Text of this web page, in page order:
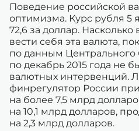
Поведение российской
оптимизма. Курс рубля 5
72,6 за доллар. Насколько
вести себя эта валюта,
по данным Центрального
по декабрь 2015 года не
валютных интервенций.
финрегулятор России
на более 7,5 млрд
на 10,1 млрд долларов,
на 2,3 млрд долларов.